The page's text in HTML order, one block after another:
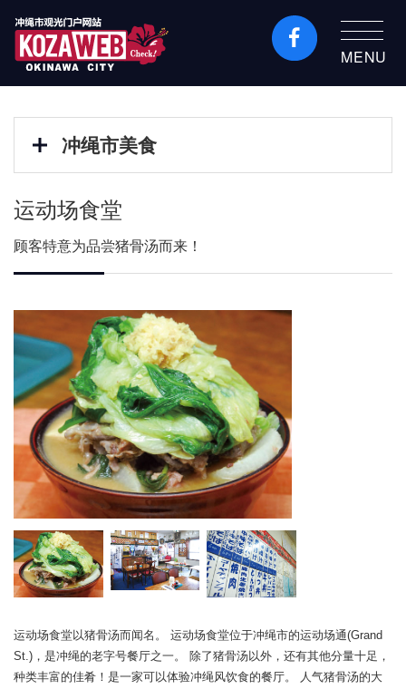
冲绳市旅游门户网站
MENU
冲绳市美食
运动场食堂
顾客特意为品尝猪骨汤而来！
运动场食堂以猪骨汤而闻名。 运动场食堂位于冲绳市的运动场通(Grand
St.)，是冲绳的老字号餐厅之一。 除了猪骨汤以外，还有其他分量十足，
种类丰富的佳肴！是一家可以体验冲绳风饮食的餐厅。 人气猪骨汤的大